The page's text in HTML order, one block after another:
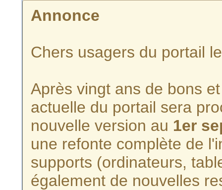
Annonce
Chers usagers du portail
Après vingt ans de bons
actuelle du portail sera
nouvelle version au 1er
une refonte complète de
supports (ordinateurs,
également de nouvelles